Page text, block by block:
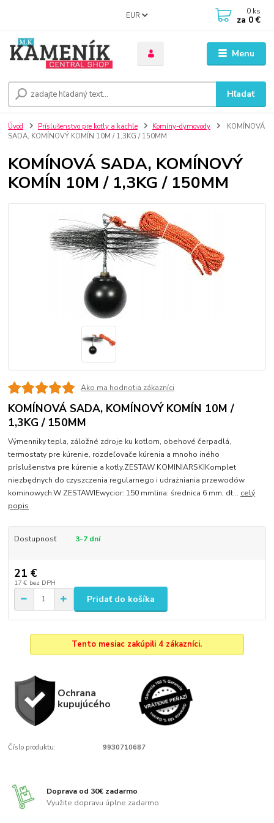
Menu
EUR
Hľadať
0 ks
za 0 €
Úvod Príslušenstvo pre kotly a kachle Komíny-dymovody
KOMÍNOVÁ
SADA, KOMÍNOVÝ KOMÍN 10M / 1,3KG / 150MM
KOMÍNOVÁ SADA, KOMÍNOVÝ
KOMÍN 10M / 1,3KG / 150MM
Ako ma hodnotia zákazníci
KOMÍNOVÁ SADA, KOMÍNOVÝ KOMÍN 10M /
1,3KG / 150MM
Výmenniky tepla, záložné zdroje ku kotlom, obehové čerpadlá,
termostaty pre kúrenie, rozdeľovače kúrenia a mnoho iného
príslušenstva pre kúrenie a kotly.ZESTAW KOMINIARSKIKomplet
niezbędnych do czyszczenia regularnego i udrażniania przewodów
kominowych.W ZESTAWIEwycior: 150 mmlina: średnica 6 mm, dł... celý
popis
Dostupnosť 3-7 dní
21 €
17 € bez DPH
Pridať do košíka
Tento mesiac zakúpili 4 zákazníci.
Ochrana
kupujúcého
Číslo produktu: 9930710687
Doprava od 30€ zadarmo
Využite dopravu úplne zadarmo